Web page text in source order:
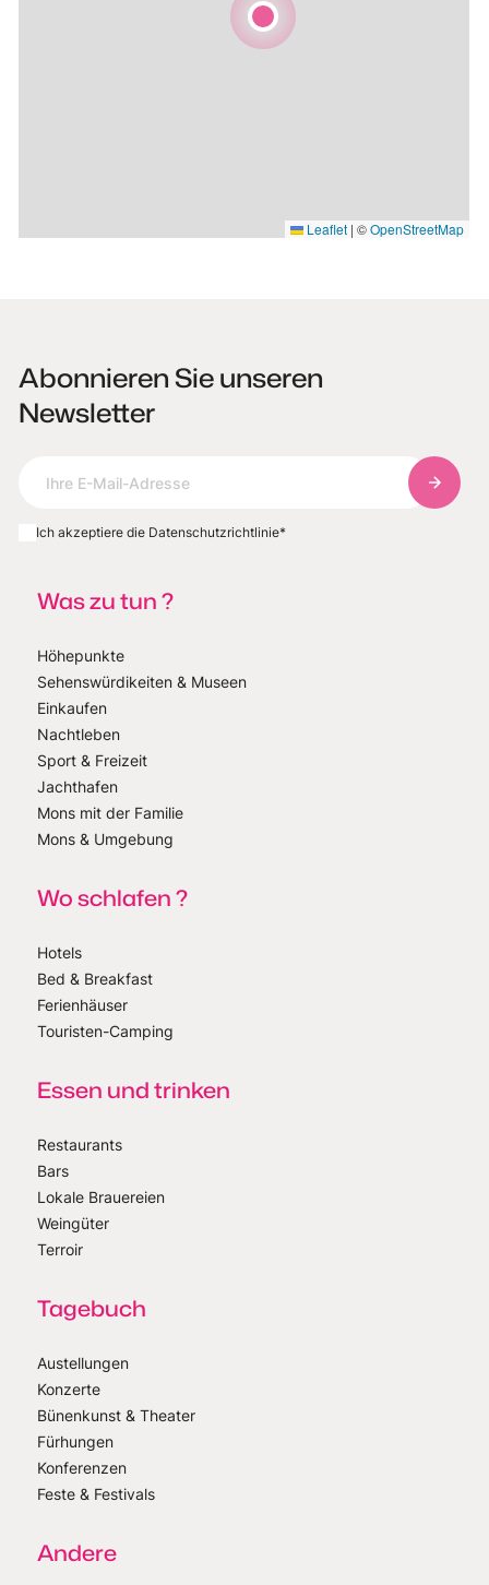
Leaflet | ©OpenStreetMap
Abonnieren Sie unseren
Newsletter
Ich akzeptiere die Datenschutzrichtlinie*
Was zu tun ?
Höhepunkte
Sehenswürdikeiten & Museen
Einkaufen
Nachtleben
Sport & Freizeit
Jachthafen
Mons mit der Familie
Mons & Umgebung
Wo schlafen ?
Hotels
Bed & Breakfast
Ferienhäuser
Touristen-Camping
Essen und trinken
Restaurants
Bars
Lokale Brauereien
Weingüter
Terroir
Tagebuch
Austellungen
Konzerte
Bünenkunst & Theater
Fürhungen
Konferenzen
Feste & Festivals
Andere